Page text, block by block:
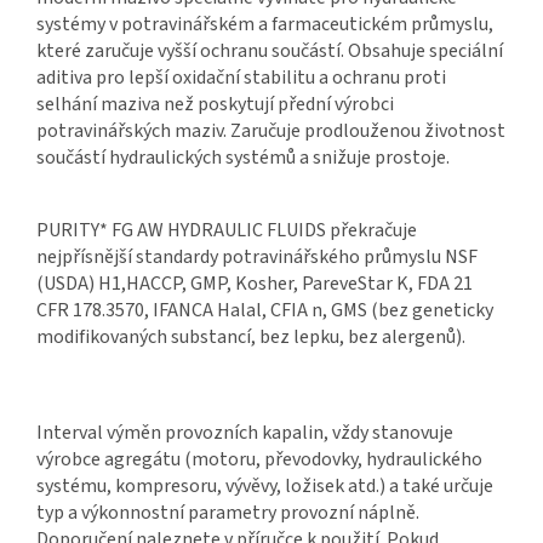
systémy v potravinářském a farmaceutickém průmyslu,
které zaručuje vyšší ochranu součástí. Obsahuje speciální
aditiva pro lepší oxidační stabilitu a ochranu proti
selhání maziva než poskytují přední výrobci
potravinářských maziv. Zaručuje prodlouženou životnost
součástí hydraulických systémů a snižuje prostoje.
PURITY* FG AW HYDRAULIC FLUIDS překračuje
nejpřísnější standardy potravinářského průmyslu NSF
(USDA) H1,HACCP, GMP, Kosher, PareveStar K, FDA 21
CFR 178.3570, IFANCA Halal, CFIA n, GMS (bez geneticky
modifikovaných substancí, bez lepku, bez alergenů).
Interval výměn provozních kapalin, vždy stanovuje
výrobce agregátu (motoru, převodovky, hydraulického
systému, kompresoru, vývěvy, ložisek atd.) a také určuje
typ a výkonnostní parametry provozní náplně.